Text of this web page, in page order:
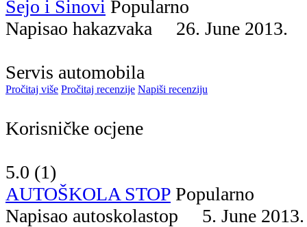
Sejo i Sinovi Popularno
Napisao hakazvaka 26. June
Servis automobila
Pročitaj više Pročitaj recenzije Napiši recenziju
Korisničke ocjene
5.0 (1)
AUTOŠKOLA STOP Popularno
Napisao autoskolastop 5. June